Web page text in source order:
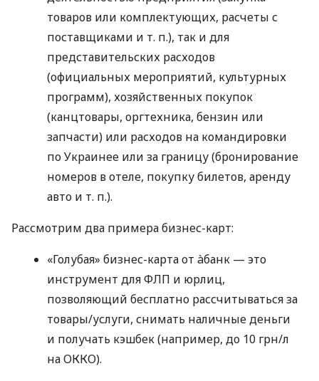
товаров или комплектующих, расчеты с
поставщиками и т. п.), так и для
представительских расходов
(официальных мероприятий, культурных
программ), хозяйственных покупок
(канцтовары, оргтехника, бензин или
запчасти) или расходов на командировки
по Украинее или за границу (бронирование
номеров в отеле, покупку билетов, аренду
авто и т. п.).
Рассмотрим два примера бизнес-карт:
«Голубая» бизнес-карта от àбанк — это
инструмент для ФЛП и юрлиц,
позволяющий бесплатно рассчитываться за
товары/услуги, снимать наличные деньги
и получать кэшбек (например, до 10 грн/л
на ОККО).